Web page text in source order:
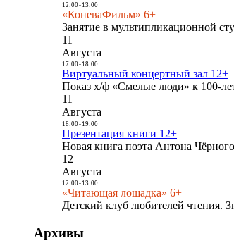
12:00- 13:00
«КоневаФильм» 6+
Занятие в мультипликационной
11
Августа
17:00- 18:00
Виртуальный концертный зал 12+
Показ х/ф «Смелые люди» к 100-
11
Августа
18:00- 19:00
Презентация книги 12+
Новая книга поэта Антона
12
Августа
12:00- 13:00
«Читающая лошадка» 6+
Детский клуб любителей чтения.
Архивы